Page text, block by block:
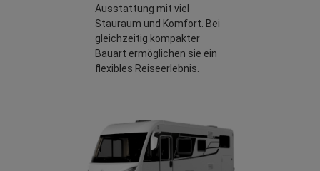
Ausstattung mit viel
Stauraum und Komfort. Bei
gleichzeitig kompakter
Bauart ermöglichen sie ein
flexibles Reiseerlebnis.